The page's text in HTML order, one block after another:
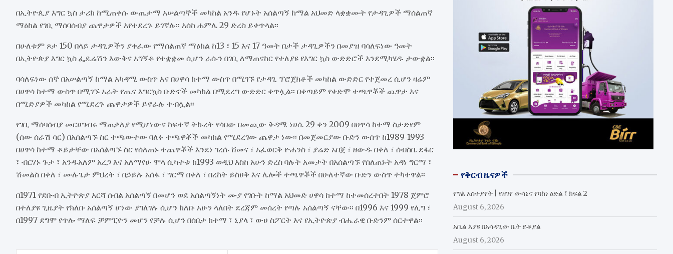
በኢትዮጲያ እግር ኳስ ታሪክ ከሚጠቀሱ ውጤታማ አሠልጣኞች መካከል አንዱ የሆኑት አሰልጣኝ ከማል አህመድ ላቋቋሙት የታዳጊዎች ማሰልጠኛ
ማዕከል የገቢ ማሰባሰብያ ጨዋታዎች እየተደረጉ ይገኛሉ፡፡ እሰከ ሐምሌ 29 ድረስ ይቀጥላል፡፡
በሁለቱም ጾታ 150 በላይ ታዳጊዎችን ያቀፈው የማሰልጠኛ ማዕከል ከ13 ፣ 15 እና 17 ዓመት በታች ታዳጊዎችን በመያዝ ባሳለፍነው ዓመት
በኢትዮጵያ እግር ኳስ ፌዴሬሽን እውቅና አግኝቶ የተቋቋመ ሲሆን ራሱን በገቢ ለማጠናከር የተለያዩ የእግር ኳስ ውድድሮች እንደሚካሄዱ ታውቋል፡፡
ባሳለፍነው ሰኞ በአሠልጣኝ ከማል አካዳሚ ውስጥ እና በሀዋሳ ከተማ ውስጥ በሚገኙ የታዳጊ ፕሮጀክቶች መካከል ውድድር የተጀመረ ሲሆን ዛሬም
በሀዋሳ ከተማ ውስጥ በሚገኙ አራት የጤና እግርኳስ ቡድኖች መካከል በሚደረግ ውድድር ቀጥሏል፡፡ በቀጣይም የቀድሞ ተጫዋቾች ጨዋታ እና
በሚድያዎች መካከል የሚደረጉ ጨዋታዎች ይኖራሉ ተብሏል፡፡
የገቢ ማሰባሰብያ መርሀግብሩ ማጠቃለያ የሚሆነውና ከፍተኛ ትኩረት የሳበው በመጪው ቅዳሜ ነሀሴ 29 ቀን 2009 በሀዋሳ ከተማ ስታድየም
(ሰው ሰራሽ ሳር) በአሰልጣኙ ስር ተጫውተው ባለፉ ተጫዋቾች መካከል የሚደረገው ጨዋታ ነው፡፡ በመጀመርያው ቡድን ውሰጥ ከ1989-1993
በሀዋሳ ከተማ ቆይታቸው በአሰልጣኙ ስር የሰለጠኑ ተጨዋቾች እንደነ ገረሱ ሸመና ፣ አፈወርቅ ዮሐንስ ፣ ያሬድ አበጀ ፣ ዘውዱ በቀለ ፣ ሰብስቤ ደፋር
፣ ብርሃኑ ጉታ ፣ አንዱአለም አረጋ እና አለማየሁ ሞላ ሲካተቱ ከ1993 ወዲህ እስከ አሁን ድረስ ባሉት አመታት በአሰልጣኙ የሰለጠኑት አዳነ ግርማ ፣
ሽመልስ በቀለ ፣ ሙሉጌታ ምህረት ፣ በኃይሉ አሰፋ ፣ ግርማ በቀለ ፣ በረከት ይስሀቅ እና ሌሎች ተጫዋቾች በሁለተኛው ቡድን ውስጥ ተካተዋል፡፡
በ1971 የደቡብ ኢትዮጵያ እርሻ ሰብል አሰልጣኝ በመሆን ወደ አሰልጣኝነት ሙያ የገቡት ከማል አህመድ ሀዋሳ ከተማ ከተመሰረተበት 1978 ጀምሮ
በተለያዩ ጊዜያት የክለቡ አሰልጣኝ ሆነው ያገለገሉ ሲሆን ክለቡ አሁን ላለበት ደረጃም መሰረት የጣሉ አሰልጣኝ ናቸው፡፡ በ1996 እና 1999 የሊግ ፣
በ1997 ደግሞ የጥሎ ማለፍ ቻምፒዮን መሆን የቻሉ ሲሆን በሰበታ ከተማ ፣ ኒያላ ፣ ውሀ ስፖርት እና የኢትዮጵያ ብሔራዊ ቡድንም ሰርተዋል፡፡
የቅርብ ዜናዎች
የግል አስተያየት | የዘገየ ውሳኔና የባከነ ዕድል ፤ ክፍል 2
August 6, 2026
አቤል እያዩ በአሳዳጊው ቤት ይቆያል
August 6, 2026